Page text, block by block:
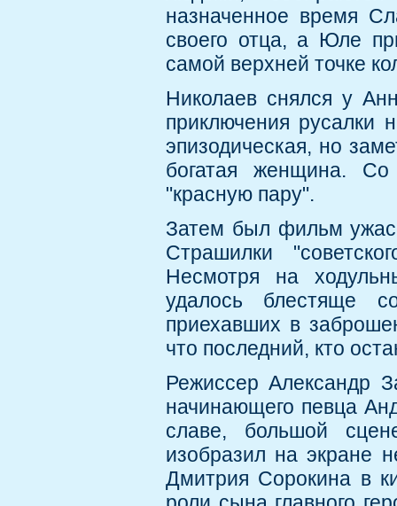
назначенное время
своего отца, а Юле
самой верхней точке
Николаев снялся у
приключения русалки
эпизодическая, но
богатая женщина.
"красную пару".
Затем был фильм
Страшилки
Несмотря на
удалось блестяще
приехавших в
что последний, кто
Режиссер Александр
начинающего певца
славе, большой
изобразил на экране
Дмитрия Сорокина в